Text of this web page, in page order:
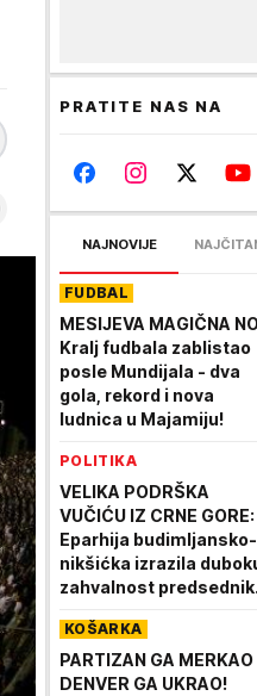
PRATITE NAS NA
NAJNOVIJE
FUDBAL
MESIJEVA MAGIČNA
Kralj fudbala zablistao
posle Mundijala - dva
gola, rekord i nova
ludnica u Majamiju!
POLITIKA
VELIKA PODRŠKA
VUČIĆU IZ CRNE GORE:
Eparhija budimljansko-
nikšićka izrazila
zahvalnost
narod
KOŠARKA
PARTIZAN GA MERKAO
DENVER GA UKRAO!